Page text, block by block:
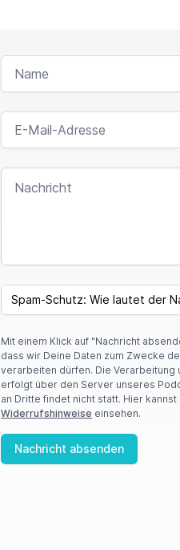
NAME
E-MAIL-ADRESSE
NACHRICHT
SPAM CAPTCHA
Mit einem Klick auf "Nachricht
dass wir Deine Daten zum Zwecke
verarbeiten dürfen. Die Verarbeitung
erfolgt über den Server unseres
an Dritte findet nicht statt. Hier
Widerrufshinweise einsehen.
Nachricht absenden